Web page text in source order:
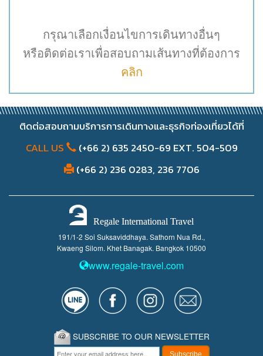
กรุณาเลือกเงื่อนไขการเดินทางอื่นๆ
หรือติดต่อเราเพื่อสอบถามเส้นทางที่ต้องการ
คลิก
ติดต่อสอบถามบริการการเดินทางและธุรกิจท่องเที่ยวได้ที่
CALL US
(+66 2) 635 2450-69 EXT. 504-509
(+66 2) 236 0283, 236 7706
Regale International Travel
191/1-2 Soi Suksaviddhaya. Sathorn Nua Rd.,
Kwaeng Silom. Khet Banagak. Bangkok 10500
www.regale-travel.com
SUBSCRIBE TO OUR NEWSLETTER